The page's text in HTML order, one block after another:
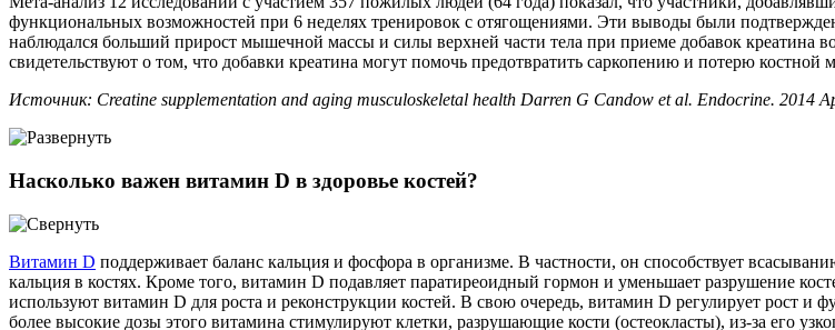
функциональных возможностей при 6 неделях тренировок с отягощениями. Эти выводы были
наблюдался больший прирост мышечной массы и силы верхней части тела при приеме добавок креатина
свидетельствуют о том, что добавки креатина могут помочь предотвратить саркопению и потерю
Источник: Creatine supplementation and aging musculoskeletal health Darren G Candow et al. Endocrine. 2014
Насколько важен витамин D в здоровье костей?
Витамин D поддерживает баланс кальция и фосфора в организме. В частности, он способствует
кальция в костях. Кроме того, витамин D подавляет паратиреоидный гормон и уменьшает разрушение
используют витамин D для роста и реконструкции костей. В свою очередь, витамин D регулирует рост и
более высокие дозы этого витамина стимулируют клетки, разрушающие кости (остеокласты), из-за его